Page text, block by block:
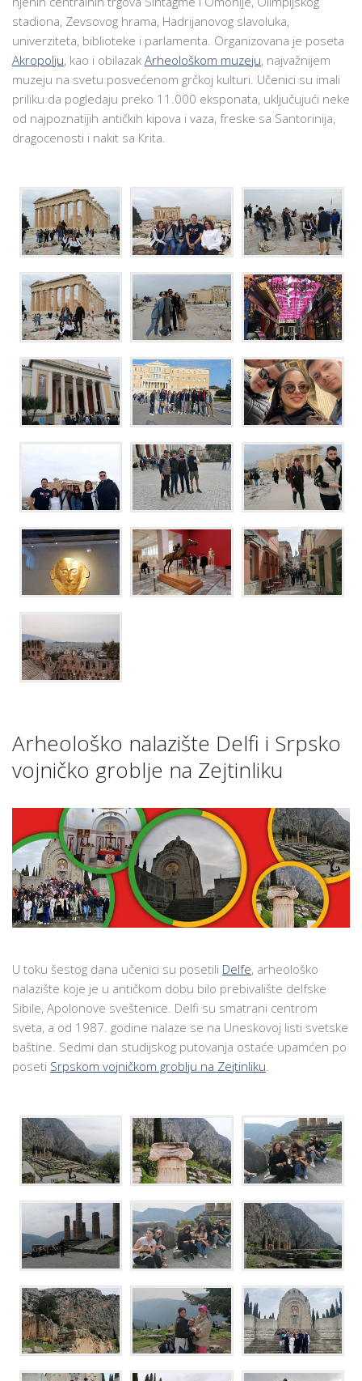
stadiona, Zevsovog hrama, Hadrijanovog slavoluka,
univerziteta, biblioteke i parlamenta. Organizovana je poseta
Akropolju, kao i obilazak Arheološkom muzeju, najvažnijem
muzeju na svetu posvećenom grčkoj kulturi. Učenici su imali
priliku da pogledaju preko 11.000 eksponata, uključujući neke
od najpoznatijih antičkih kipova i vaza, freske sa Santorinija,
dragocenosti i nakit sa Кrita.
Arheološko nalazište Delfi i Srpsko
vojničko groblje na Zejtinliku
U toku šestog dana učenici su posetili Delfe, arheološko
nalazište koje je u antičkom dobu bilo prebivalište delfske
Sibile, Apolonove sveštenice. Delfi su smatrani centrom
sveta, a od 1987. godine nalaze se na Uneskovoj listi svetske
baštine. Sedmi dan studijskog putovanja ostaće upamćen po
poseti Srpskom vojničkom groblju na Zejtinliku